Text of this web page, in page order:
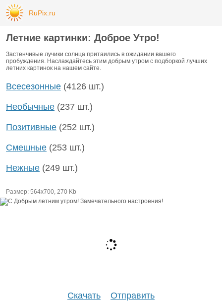
RuPix.ru
Летние картинки: Доброе Утро!
Застенчивые лучики солнца притаились в ожидании вашего
пробуждения. Наслаждайтесь этим добрым утром с подборкой лучших
летних картинок на нашем сайте.
Всесезонные (4126 шт.)
Необычные (237 шт.)
Позитивные (252 шт.)
Смешные (253 шт.)
Нежные (249 шт.)
Размер: 564х700, 270 Kb
Скачать Отправить